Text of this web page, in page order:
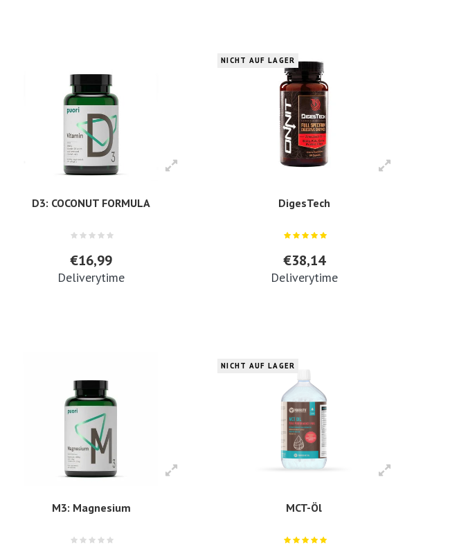
D3: COCONUT FORMULA
€16,99
Deliverytime
NICHT AUF LAGER
DigesTech
€38,14
Deliverytime
M3: Magnesium
NICHT AUF LAGER
MCT-Öl